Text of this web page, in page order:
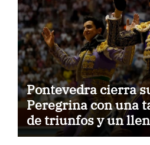
Pontevedra cierra
Peregrina con una
de triunfos y un
billetes»